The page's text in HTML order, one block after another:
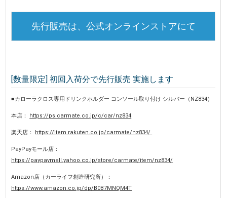
先行販売は、公式オンラインストアにて
[数量限定] 初回入荷分で先行販売 実施します
■カローラクロス専用ドリンクホルダー コンソール取り付け シルバー（NZ834）
本店： https://ps.carmate.co.jp/c/car/nz834
楽天店： https://item.rakuten.co.jp/carmate/nz834/
PayPayモール店：
https://paypaymall.yahoo.co.jp/store/carmate/item/nz834/
Amazon店（カーライフ創造研究所）：
https://www.amazon.co.jp/dp/B0B7MNQM4T